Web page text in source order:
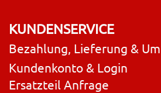
KUNDENSERVICE
Bezahlung, Lieferung &
Kundenkonto & Login
Ersatzteil Anfrage